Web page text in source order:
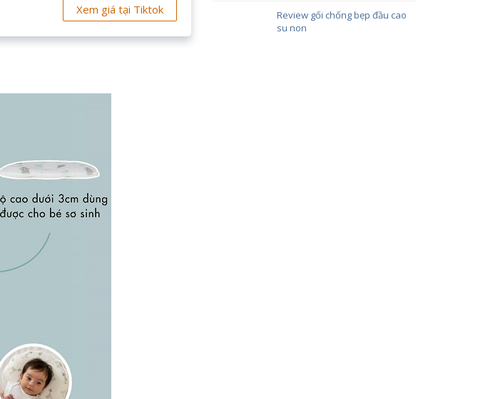
Xem giá tại Tiktok
Review gối chống bẹp đầu cao
su non